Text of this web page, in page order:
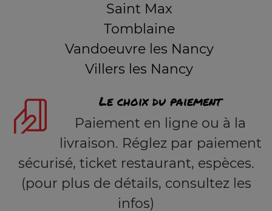
Saint Max
Tomblaine
Vandoeuvre les Nancy
Villers les Nancy
Le choix du paiement
Paiement en ligne ou à la
livraison. Réglez par paiement
sécurisé, ticket restaurant, espèces.
(pour plus de détails, consultez les
infos)